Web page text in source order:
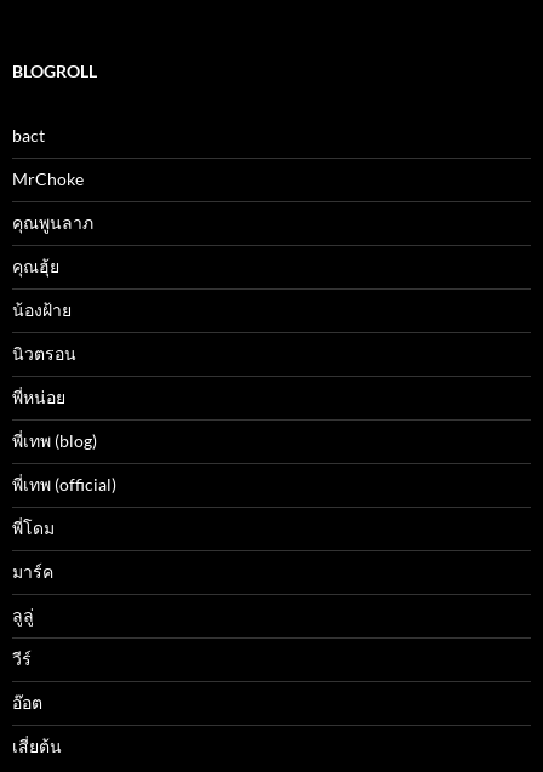
BLOGROLL
bact
MrChoke
คุณพูนลาภ
คุณฮุ้ย
น้องฝ้าย
นิวตรอน
พี่หน่อย
พี่เทพ (blog)
พี่เทพ (official)
พี่โดม
มาร์ค
ลูลู่
วีร์
อ๊อต
เสี่ยต้น